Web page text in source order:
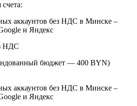
НДС
бюджет — 400 BYN)